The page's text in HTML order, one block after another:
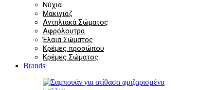
Νύχια
Μακιγιάζ
Αντηλιακά Σώματος
Αφρόλουτρα
Έλαια Σώματος
Κρέμες προσώπου
Κρέμες Σώματος
Brands